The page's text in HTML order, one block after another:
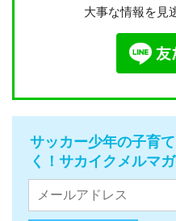
大事な情報を見
サッカー少年の子育
く！サカイクメルマガ